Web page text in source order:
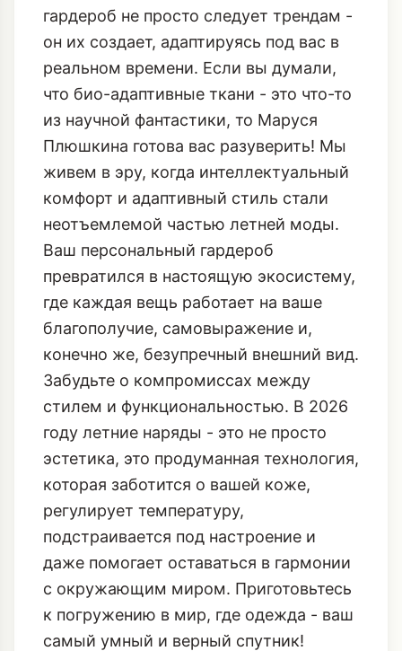
гардероб не просто следует трендам -
он их создает, адаптируясь под вас в
реальном времени. Если вы думали,
что био-адаптивные ткани - это что-то
из научной фантастики, то Маруся
Плюшкина готова вас разуверить! Мы
живем в эру, когда интеллектуальный
комфорт и адаптивный стиль стали
неотъемлемой частью летней моды.
Ваш персональный гардероб
превратился в настоящую экосистему,
где каждая вещь работает на ваше
благополучие, самовыражение и,
конечно же, безупречный внешний вид.
Забудьте о компромиссах между
стилем и функциональностью. В 2026
году летние наряды - это не просто
эстетика, это продуманная технология,
которая заботится о вашей коже,
регулирует температуру,
подстраивается под настроение и
даже помогает оставаться в гармонии
с окружающим миром. Приготовьтесь
к погружению в мир, где одежда - ваш
самый умный и верный спутник!